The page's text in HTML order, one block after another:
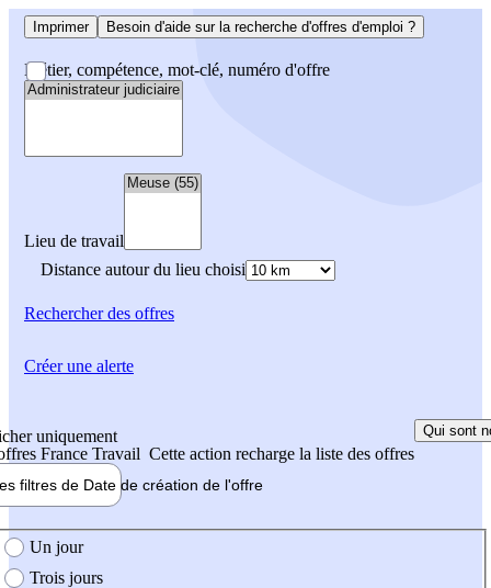
Imprimer Besoin d'aide sur la recherche d'offres d'emploi ?
Métier, compétence, mot-clé, numéro d'offre
Lieu de travail
Distance autour du lieu choisi
Rechercherdes offres
uniquement
France Travail Cette action recharge la liste des offres
Qui sont
filtres de Date de création de l'offre
création de l'offre
Un jour
Trois jours
Créer une alerte